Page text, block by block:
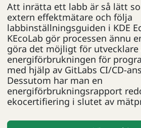
Att inrätta ett labb är så lätt
extern effektmätare och följa
labbinställningsguiden i KDE
KEcoLab gör processen ännu
göra det möjligt för
energiförbrukningen för
med hjälp av GitLabs CI/CD-
Dessutom har man en
energiförbrukningsrapport
ekocertifiering i slutet av